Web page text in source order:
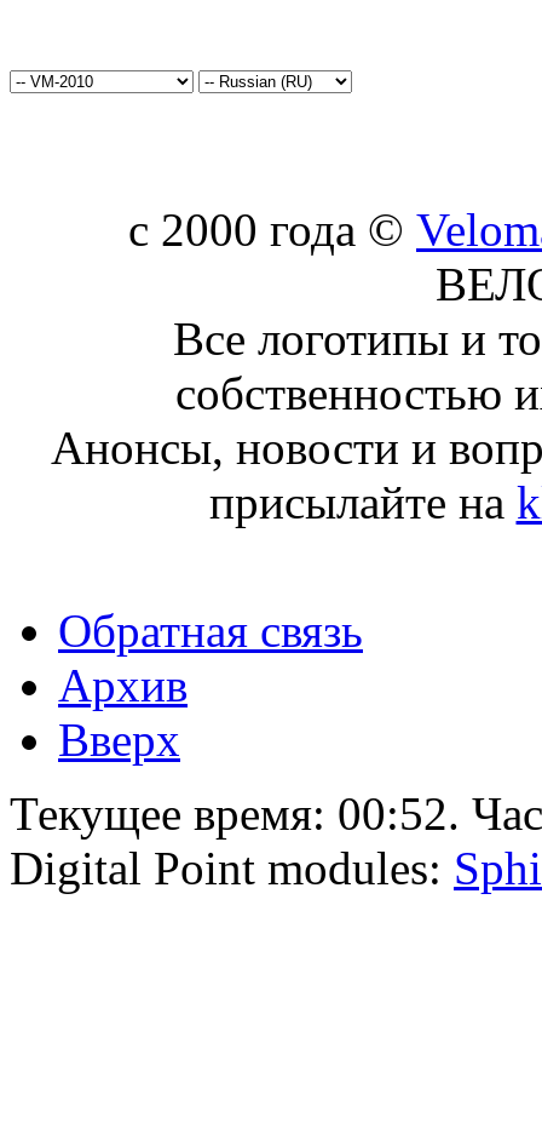
c 2000 года ©
Все логотипы и
собственностью
Анонсы, новости и
присылайте на
Обратная связь
Архив
Вверх
Текущее время: 00:52.
Digital Point modules: